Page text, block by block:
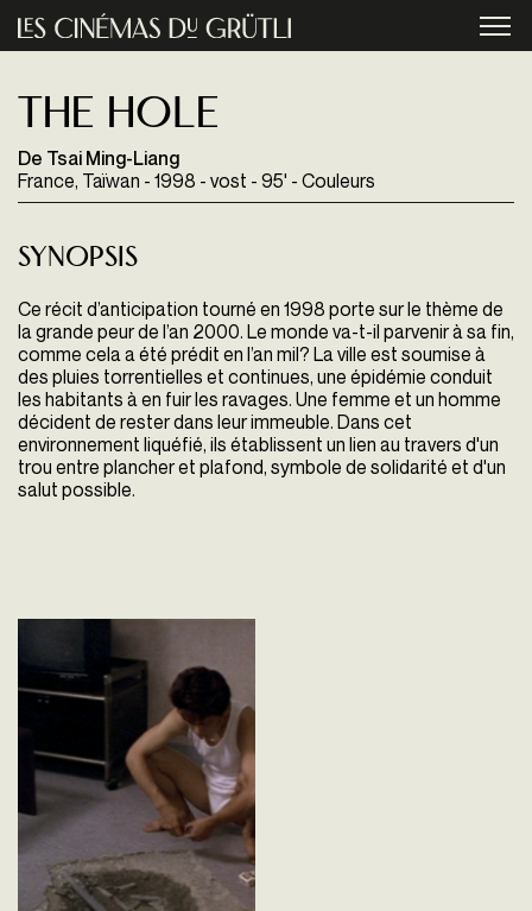
Aller au contenu principal
The Hole
De Tsai Ming-Liang
France, Taïwan - 1998 - vost - 95' - Couleurs
Synopsis
Ce récit d’anticipation tourné en 1998 porte sur le thème de
la grande peur de l’an 2000. Le monde va-t-il parvenir à sa fin,
comme cela a été prédit en l’an mil? La ville est soumise à
des pluies torrentielles et continues, une épidémie conduit
les habitants à en fuir les ravages. Une femme et un homme
décident de rester dans leur immeuble. Dans cet
environnement liquéfié, ils établissent un lien au travers d'un
trou entre plancher et plafond, symbole de solidarité et d'un
salut possible.